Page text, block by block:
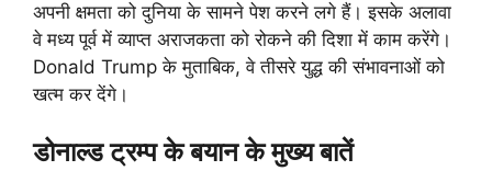
अपनी क्षमता को दुनिया के सामने पेश करने लगे हैं। इसके अलावा
वे मध्य पूर्व में व्याप्त अराजकता को रोकने की दिशा में काम करेंगे।
Donald Trump के मुताबिक, वे तीसरे युद्ध की संभावनाओं को
खत्म कर देंगे।
डोनाल्ड ट्रम्प के बयान के मुख्य बातें